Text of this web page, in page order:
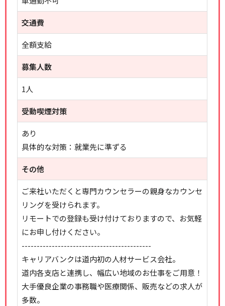
交通費
全額支給
募集人数
1人
受動喫煙対策
あり
具体的な対策：就業先に準ずる
その他
ご来社いただくと専門カウンセラーの親身なカウンセ
リングを受けられます。
リモートでの登録も受け付けておりますので、お気軽
にお申し付けください。
-------------------------------------------
キャリアバンクは道内初の人材サービス会社。
道内各支店と連携し、幅広い地域のお仕事をご用意！
大手優良企業の事務職や医療関係、販売などの求人が
多数。